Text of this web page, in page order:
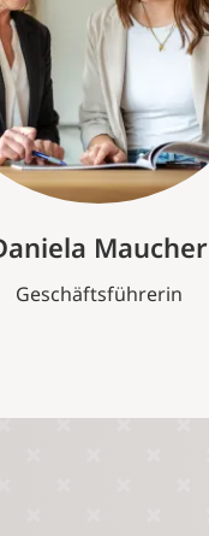
Maucher
Geschäftsführerin